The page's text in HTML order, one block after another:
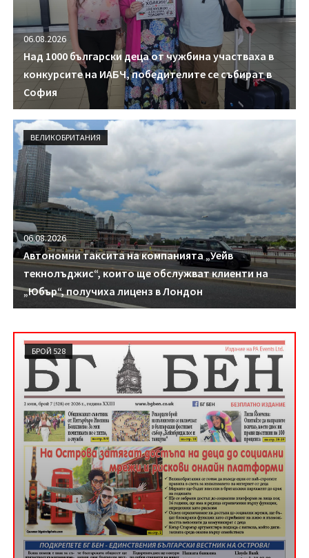
06.08.2026
Над 1000 български деца от чужбина участваха в
конкурсите на ИАБЧ, победителите се събират в
София
ВЕЛИКОБРИТАНИЯ
06.08.2026
Автономни таксита на компанията „Уейв
текнолъджис“, които ще обслужват клиенти на
„Юбър“, получиха лиценз в Лондон
БРОЙ 528